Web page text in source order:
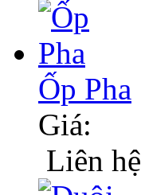
Ốp Pha
Giá:
Liên hệ